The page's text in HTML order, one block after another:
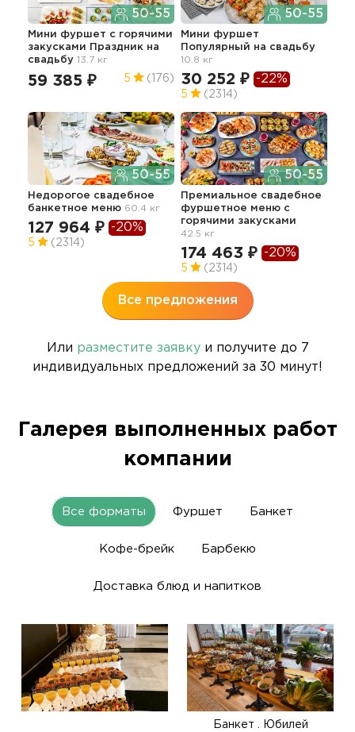
50-55
Мини фуршет c горячими
закусками Праздник на
свадьбу 13.7 кг
59 385 ₽ 5 (176)
50-55
Мини фуршет
Популярный на свадьбу
10.8 кг
30 252 ₽ -22%
5 (2314)
50-55
Недорогое свадебное
банкетное меню 60.4 кг
127 964 ₽ -20%
5 (2314)
50-55
Премиальное свадебное
фуршетное меню с
горячими закусками
42.5 кг
174 463 ₽ -20%
5 (2314)
Все предложения
Или разместите заявкуи получите до 7
индивидуальных предложений за 30 минут!
Галерея выполненных работ
компании
Все форматы Фуршет Банкет
Кофе-брейк Барбекю
Доставка блюд и напитков
Банкет . Юбилей